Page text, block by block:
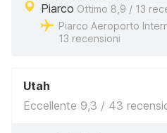
Piarco Ottimo 8,9 / 13
Piarco Aeroporto
13 recensioni
Utah
Eccellente 9,3 / 43